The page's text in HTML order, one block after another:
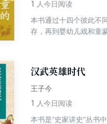
1 人今日阅读
本书通过十四个彼此不
存，再到婴幼儿戏和童
汉武英雄时代
王子今
1 人今日阅读
本书是“史家讲史”丛书